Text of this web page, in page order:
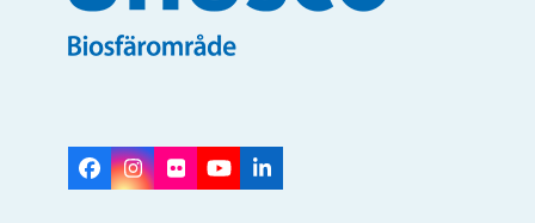
Facebook
Instagram
FlickrYouTubeLinkedIn